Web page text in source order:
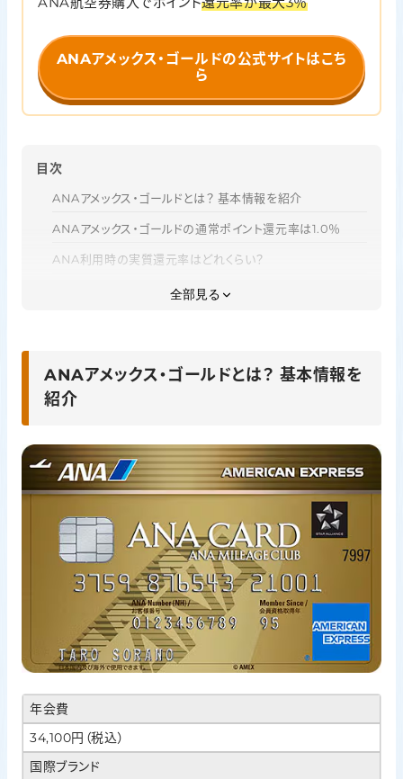
ANAアメックス・ゴールドの公式サイトはこち
ら
目次
ANAアメックス・ゴールドとは？ 基本情報を紹介
ANAアメックス・ゴールドの通常ポイント還元率は1.0％
ANA利用時の実質還元率はどれくらい？
ANAアメックス・ゴールドで還元率を最大化する方法
ANAアメックス・ゴールドの還元率以外のメリット3選
ANAアメックスゴールドのデメリットと注意点
を比較
ANAアメックス・ゴールドの審査基準と発行手順
まとめ｜ANA利用が多い人ならANAアメックスゴールドが
おすすめ
全部見る
ANAアメックス・ゴールドとは？ 基本情報を
紹介
年会費
34,100円（税込）
国際ブランド